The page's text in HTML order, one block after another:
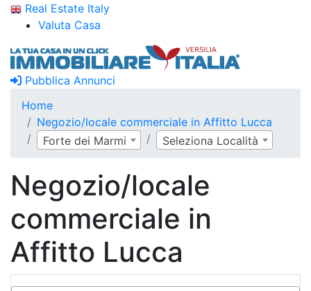
Real Estate Italy
Valuta Casa
Pubblica Annunci
Home
Negozio/locale commerciale in Affitto Lucca
Forte dei Marmi
Seleziona Località
Negozio/locale
commerciale in
Affitto Lucca